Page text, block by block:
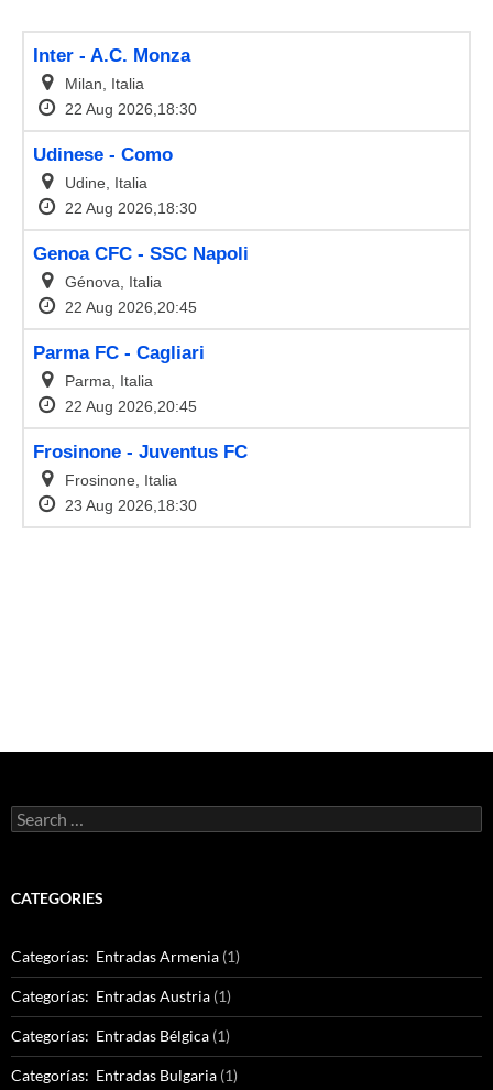
Search
for:
CATEGORIES
Categorías: Entradas Armenia (1)
Categorías: Entradas Austria (1)
Categorías: Entradas Bélgica (1)
Categorías: Entradas Bulgaria (1)